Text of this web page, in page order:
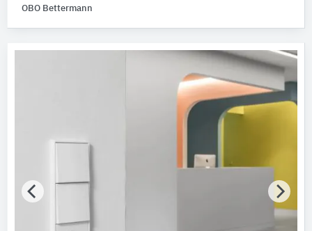
Technische Funktionen
OBO Bettermann